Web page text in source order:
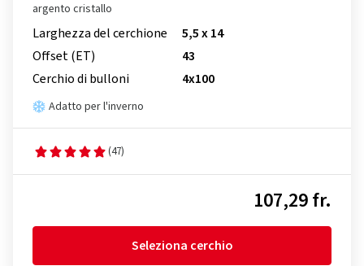
argento cristallo
Larghezza del cerchione
5,5 x 14
Offset (ET)
43
Cerchio di bulloni
4x100
Adatto per l'inverno
(47)
107,29 fr.
Seleziona cerchio